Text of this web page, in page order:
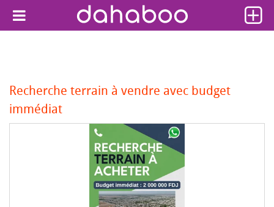
Recherche terrain à vendre avec budget
immédiat